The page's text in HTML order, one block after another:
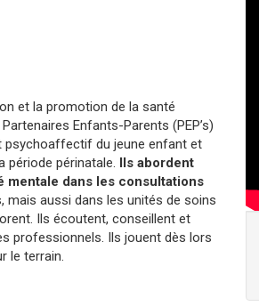
et la promotion de la santé
Enfants-Parents (PEP’s)
psychoaffectif du jeune enfant et
période périnatale. Ils abordent
mentale dans les consultations
mais aussi dans les unités de soins
Ils écoutent, conseillent et
professionnels. Ils jouent dès lors
le terrain.